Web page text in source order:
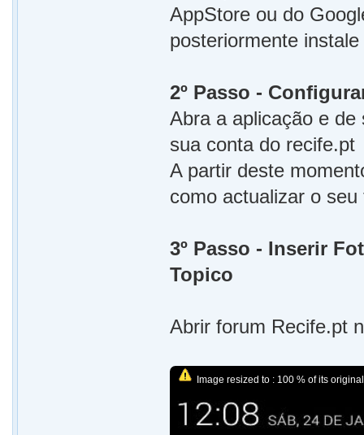
AppStore ou do
posteriormente
2º Passo -
Abra a aplicação e
sua conta do recife.pt
A partir deste
como actualizar o
3º Passo - Inserir
Topico
Abrir forum Recife.pt
Image resized to : 100 % of its